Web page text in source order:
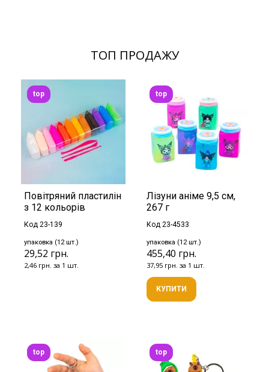
ТОП ПРОДАЖУ
Повітряний пластилін
з 12 кольорів
Код 23-139
упаковка (12 шт.)
29,52 грн.
2,46 грн. за 1 шт.
top
Лізуни аніме 9,5 см,
267 г
Код 23-4533
упаковка (12 шт.)
455,40 грн.
37,95 грн. за 1 шт.
top
КУПИТИ
top top